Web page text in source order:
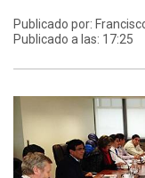
Publicado por:
Publicado a las: 17:25